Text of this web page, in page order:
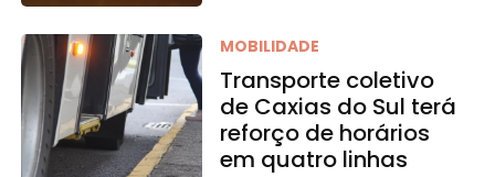
MOBILIDADE
Transporte coletivo
de Caxias do Sul terá
reforço de horários
em quatro linhas